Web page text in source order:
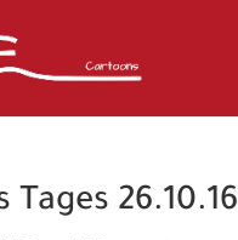
26.10.16